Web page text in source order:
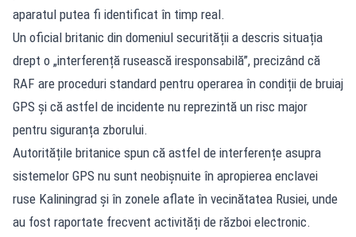
aparatul putea fi identificat în timp real.
Un oficial britanic din domeniul securității a descris situația
drept o „interferență rusească iresponsabilă”, precizând că
RAF are proceduri standard pentru operarea în condiții de bruiaj
GPS și că astfel de incidente nu reprezintă un risc major
pentru siguranța zborului.
Autoritățile britanice spun că astfel de interferențe asupra
sistemelor GPS nu sunt neobișnuite în apropierea enclavei
ruse Kaliningrad și în zonele aflate în vecinătatea Rusiei, unde
au fost raportate frecvent activități de război electronic.